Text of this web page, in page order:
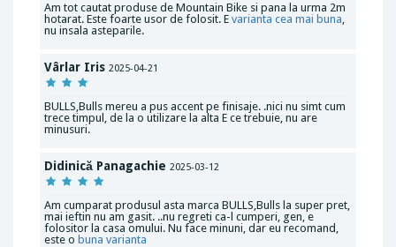
Am tot cautat produse de Mountain Bike si pana la urma 2m
hotarat. Este foarte usor de folosit. E varianta cea mai buna,
nu insala asteparile.
Vârlar Iris 2025-04-21
BULLS,Bulls mereu a pus accent pe finisaje. .nici nu simt cum
trece timpul, de la o utilizare la alta E ce trebuie, nu are
minusuri.
Didinică Panagachie 2025-03-12
Am cumparat produsul asta marca BULLS,Bulls la super pret,
mai ieftin nu am gasit. ..nu regreti ca-l cumperi, gen, e
folositor la casa omului. Nu face minuni, dar eu recomand,
este o buna varianta